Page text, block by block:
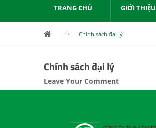
TRANG CHỦ GIỚI THIỆU
Chính sách đại lý
Chính sách đại lý
Leave Your Comment